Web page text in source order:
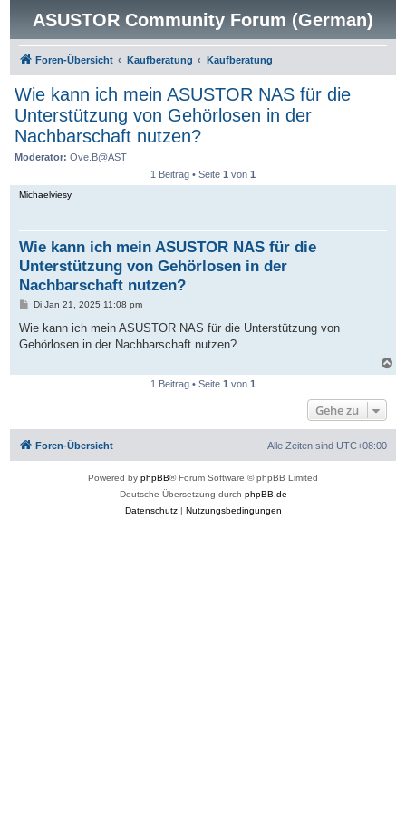
ASUSTOR Community Forum (German)
Foren-Übersicht Kaufberatung Kaufberatung
Wie kann ich mein ASUSTOR NAS für die
Unterstützung von Gehörlosen in der
Nachbarschaft nutzen?
Moderator: Ove.B@AST
1 Beitrag • Seite 1 von 1
Michaelviesy
Wie kann ich mein ASUSTOR NAS für die
Unterstützung von Gehörlosen in der
Nachbarschaft nutzen?
B
i
r
Di Jan 21, 2025 11:08 pm
Wie kann ich mein ASUSTOR NAS für die Unterstützung von
Gehörlosen in der Nachbarschaft nutzen?
a
1 Beitrag • Seite 1 von 1
Gehe zu
Foren-Übersicht Alle Zeiten sind UTC+08:00
Powered by phpBB® Forum Software © phpBB Limited
Deutsche Übersetzung durch phpBB.de
Datenschutz| Nutzungsbedingungen